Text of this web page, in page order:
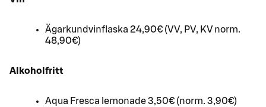
Ägarkundvinflaska 24,90€ (VV, PV, KV norm.
48,90€)
Alkoholfritt
Aqua Fresca lemonade 3,50€ (norm. 3,90€)